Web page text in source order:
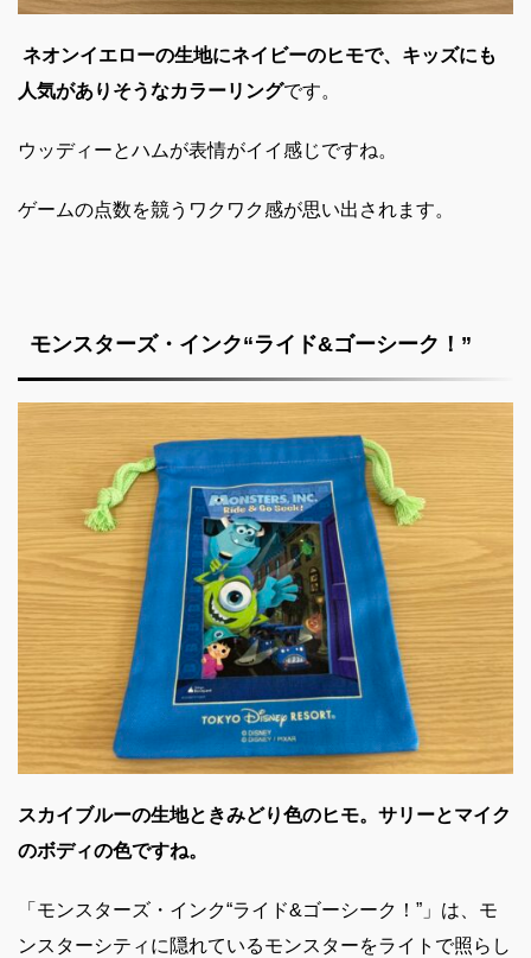
ネオンイエローの生地にネイビーのヒモで、キッズにも
人気がありそうなカラーリングです。
ウッディーとハムが表情がイイ感じですね。
ゲームの点数を競うワクワク感が思い出されます。
モンスターズ・インク“ライド&ゴーシーク！”
スカイブルーの生地ときみどり色のヒモ。サリーとマイク
のボディの色ですね。
「モンスターズ・インク“ライド&ゴーシーク！”」は、モ
ンスターシティに隠れているモンスターをライトで照らし